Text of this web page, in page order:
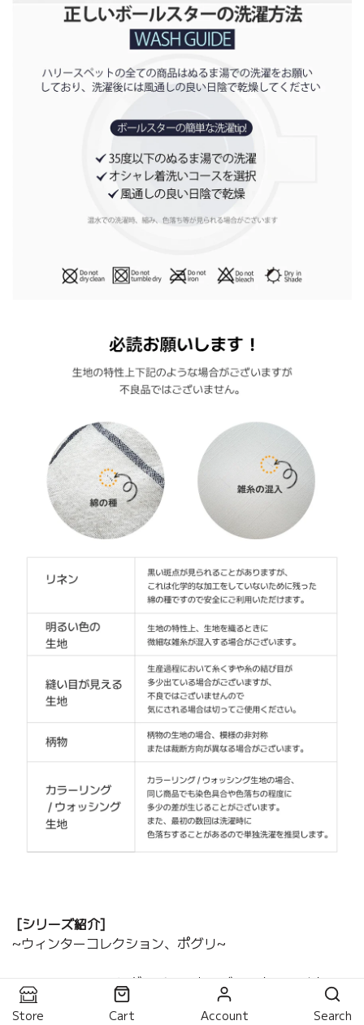
[シリーズ紹介]
~ウィンターコレクション、ポグリ~
ハリースペットのシグニチャーカテゴリであるライナー、
コンフォーター、ボールスターからウィンターカテゴリが
リニューアルして登場！
Store Cart Account Search